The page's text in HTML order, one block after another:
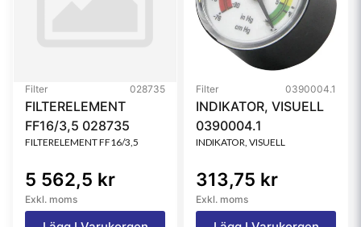
Filter 028735
FILTERELEMENT
FF16/3,5 028735
FILTERELEMENT FF16/3,5
5 562,5 kr
Exkl. moms
Filter 0390004.1
INDIKATOR, VISUELL
0390004.1
INDIKATOR, VISUELL
313,75 kr
Exkl. moms